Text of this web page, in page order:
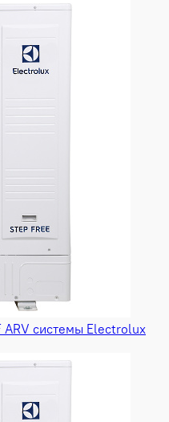
системы Electrolux